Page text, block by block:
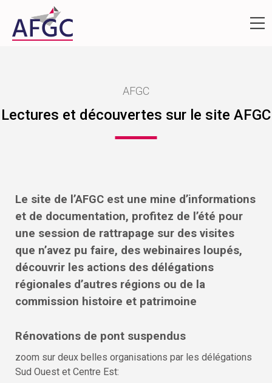
AFGC
Lectures et découvertes sur le site AFGC
Le site de l’AFGC est une mine d’informations
et de documentation, profitez de l’été pour
une session de rattrapage sur des visites
que n’avez pu faire, des webinaires loupés,
découvrir les actions des délégations
régionales d’autres régions ou de la
commission histoire et patrimoine
Rénovations de pont suspendus
zoom sur deux belles organisations par les délégations
Sud Ouest et Centre Est: